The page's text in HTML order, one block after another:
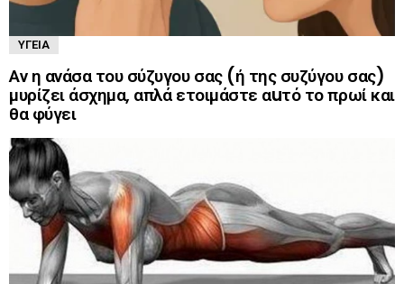
ΥΓΕΊΑ
Αν η ανάσα του σύζυγου σας (ή της συζύγου σας)
μυρίζει άσχημα, απλά ετοιμάστε αuτό το πρωί και
θα φύγει